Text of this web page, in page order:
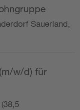
Sauerland,
w/d) für